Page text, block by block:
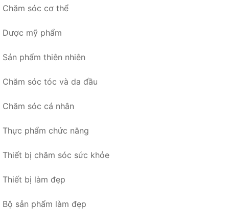
Chăm sóc cơ thể
Dược mỹ phẩm
Sản phẩm thiên nhiên
Chăm sóc tóc và da đầu
Chăm sóc cá nhân
Thực phẩm chức năng
Thiết bị chăm sóc sức khỏe
Thiết bị làm đẹp
Bộ sản phẩm làm đẹp